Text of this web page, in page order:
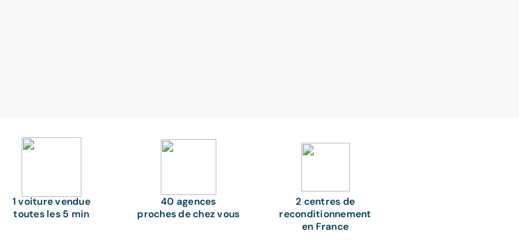
1 voiture vendue
toutes les 5 min
40 agences
proches de chez vous
2 centres de
reconditionnement
en France